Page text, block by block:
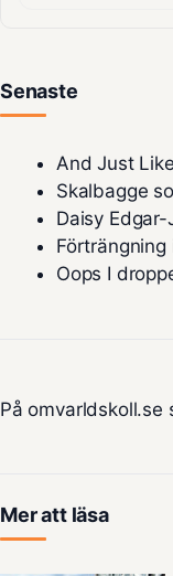
Senaste
And Just
Skalbagge
Daisy
Oops I
På omvarldskoll.se
Mer att läsa